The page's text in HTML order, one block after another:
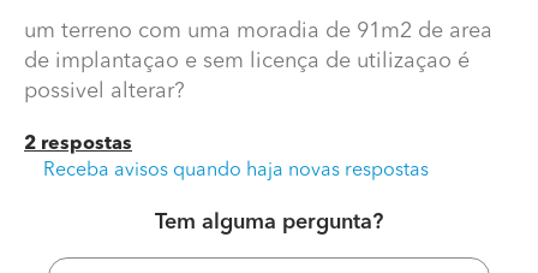
um terreno com uma moradia de 91m2 de area
de implantaçao e sem licença de utilizaçao é
possivel alterar?
2 respostas
Receba avisos quando haja novas respostas
Tem alguma pergunta?